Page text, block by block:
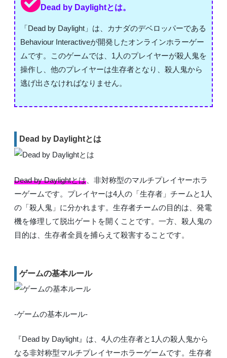
Dead by Daylightとは。
「Dead by Daylight」は、カナダのデベロッパーである
Behaviour Interactiveが開発したオンラインホラーゲー
ムです。このゲームでは、1人のプレイヤーが殺人鬼を
操作し、他のプレイヤーは生存者となり、殺人鬼から
逃げ出さなければなりません。
Dead by Daylightとは
Dead by Daylightとは 、非対称型のマルチプレイヤーホラ
ーゲームです。プレイヤーは4人の「生存者」チームと1人
の「殺人鬼」に分かれます。生存者チームの目的は、発電
機を修理して脱出ゲートを開くことです。一方、殺人鬼の
目的は、生存者全員を捕らえて殺害することです。
ゲームの基本ルール
-ゲームの基本ルール-
『Dead by Daylight』は、4人の生存者と1人の殺人鬼から
なる非対称型マルチプレイヤーホラーゲームです。生存者